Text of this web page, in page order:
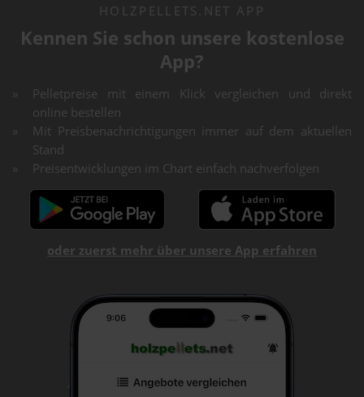
HOLZPELLETS.NET APP
Kennen Sie schon unsere kostenlose
App?
Pelletpreise mit einem Klick vergleichen und direkt
online bestellen
Mit Preisbenachrichtigungen immer auf dem aktuellen
Stand
Preisentwicklungen im Chart einfach nachverfolgen
oder zuerst mehr über unsere App erfahren